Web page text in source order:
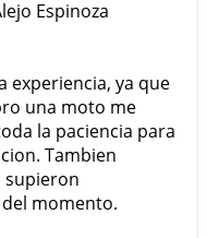
experiencia, ya que
una moto me
la paciencia para
Tambien
supieron
momento.